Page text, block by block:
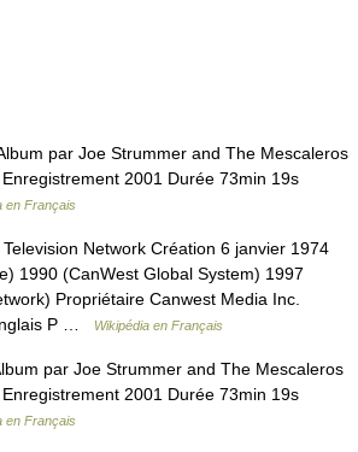
par Joe Strummer and The Mescaleros
2001 Durée 73min 19s
en Français
Network Création 6 janvier 1974
1990 (CanWest Global System) 1997
Propriétaire Canwest Media Inc.
P …
Wikipédia en Français
par Joe Strummer and The Mescaleros
2001 Durée 73min 19s
en Français